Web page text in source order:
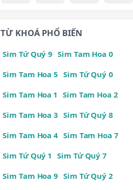
TỪ KHOÁ PHỔ BIẾN
Sim Tứ Quý 9 Sim Tam Hoa 0
Sim Tam Hoa 5 Sim Tứ Quý 0
Sim Tam Hoa 1
Sim Tam Hoa 2
Sim Tam Hoa 3 Sim Tứ Quý 8
Sim Tam Hoa 4 Sim Tam Hoa 7
Sim Tứ Quý 1
Sim Tứ Quý 7
Sim Tam Hoa 9 Sim Tứ Quý 2